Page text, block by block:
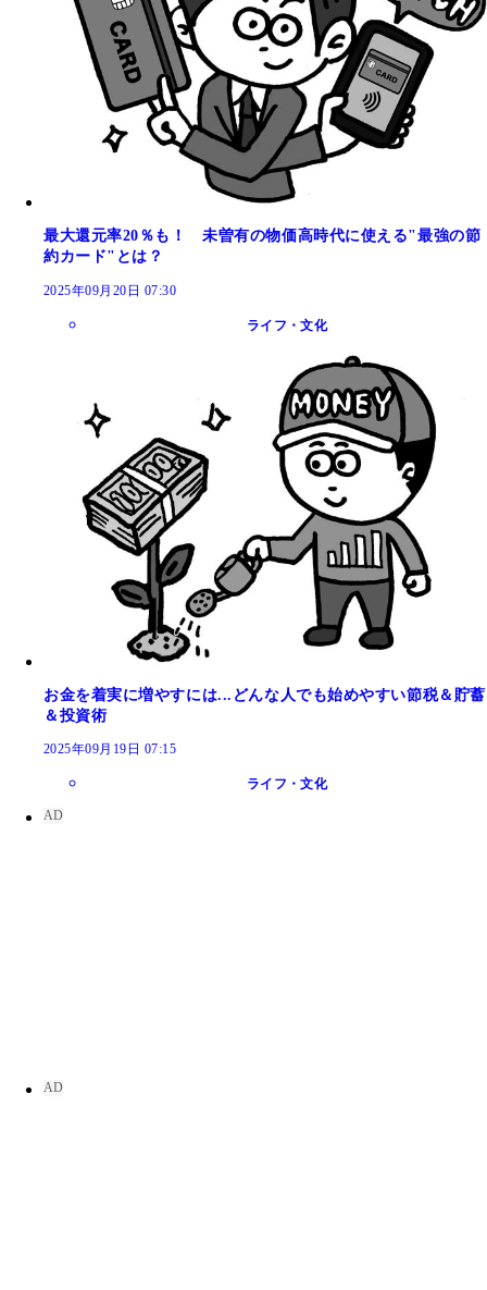
最大還元率20％も！ 未曽有の物価高時代に使える"最強の節
約カード"とは？
2025年09月20日 07:30
ライフ・文化
お金を着実に増やすには...どんな人でも始めやすい節税＆貯蓄
＆投資術
2025年09月19日 07:15
ライフ・文化